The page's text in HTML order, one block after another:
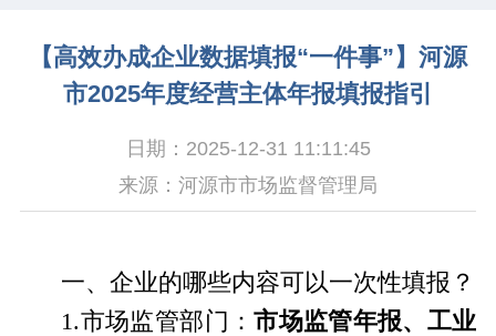
【高效办成企业数据填报“一件事”】河源
市2025年度经营主体年报填报指引
日期：2025-12-31 11:11:45
来源：河源市市场监督管理局
一、企业的哪些内容可以一次性填报？
1.市场监管部门：市场监管年报、工业